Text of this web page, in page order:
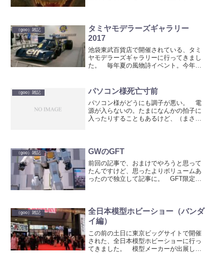
はやはり今度の新作のゴジ...
（goo）雑記
タミヤモデラーズギャラリー
2017
池袋東武百貨店で開催されている、タミ
ヤモデラーズギャラリーに行ってきまし
た。 毎年夏の風物詩イベント。今年の
と。 前に4輪。サイバーフォ
ーミュラみたい。 この独特...
（goo）雑記 パソコン様死亡寸前
パソコン様がどうにも調子が悪い。 電
源が入らないの。たまになんかの拍子に
入ったりすることもあるけど、（まさに
るので、日曜朝のスーパーヒ...
（goo）雑記 GWのGFT
前回の記事で、おまけでやろうと思って
たんですけど、思ったよりボリュームあ
ったので独立して記事に。 GFT限定コ
た。 1/1ガンダム、今は...
（goo）雑記
全日本模型ホビーショー（バンダ
イ編）
この前の土日に東京ビッグサイトで開催
された、全日本模型ホビーショーに行っ
てきました。 模型メーカーが出展し、